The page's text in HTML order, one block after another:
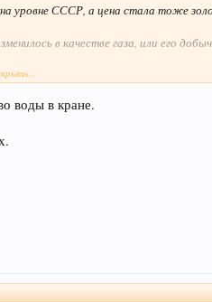
уровне СССР, а цена стала тоже
в качестве газа, или его
процесс дорожания.
воды в кране.